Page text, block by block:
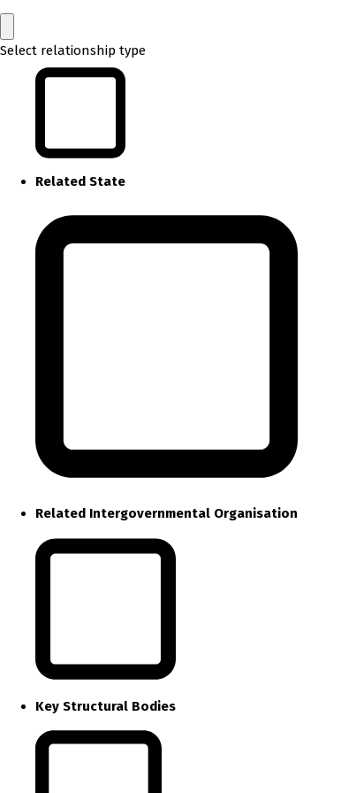
Select relationship type
Related State
Related Intergovernmental Organisation
Key Structural Bodies